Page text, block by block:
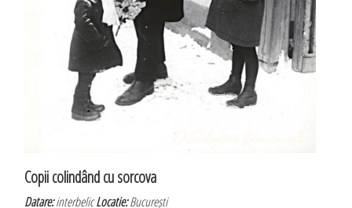
Copii colindând cu sorcova
Datare:interbelicLocatie:București